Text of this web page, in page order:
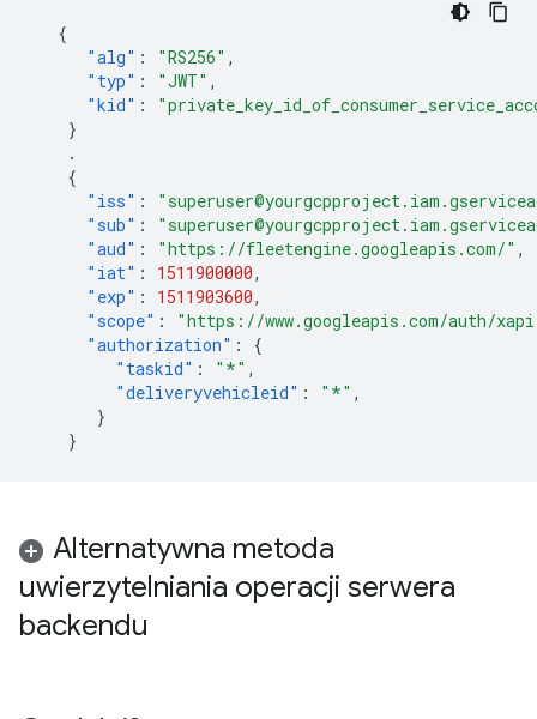
{
"alg" : "RS256" ,
"typ" : "JWT" ,
"kid" :
}
.
{
"iss" :
"sub" :
"aud" : "https://fleetengine.googleapis.com/" ,
"iat" : 1511900000,
"exp" : 1511903600,
"scope" :
"https://www.googleapis.com/auth/
"authorization" :
{
"taskid" : "*" ,
"deliveryvehicleid" : "*" ,
}
}
Alternatywna metoda
uwierzytelniania operacji serwera
backendu